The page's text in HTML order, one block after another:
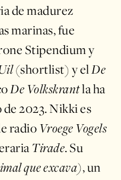
de madurez
marinas, fue
Stipendium y
(shortlist) y elDe
De Volkskrantla ha
2023. Nikki es
radio Vroege Vogels
Tirade. Su
que excava), un